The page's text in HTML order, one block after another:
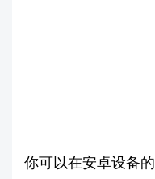
你可以在安卓设备